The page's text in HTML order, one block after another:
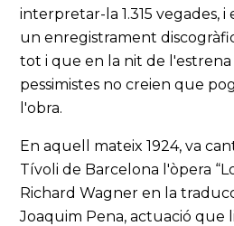
interpretar-la 1.315 vegades, i
un enregistrament
tot i que en la nit de l'estrena
pessimistes no creien que
l'obra.
En aquell mateix 1924, va
Tívoli de Barcelona l'òpera
Richard Wagner en la
Joaquim Pena, actuació que